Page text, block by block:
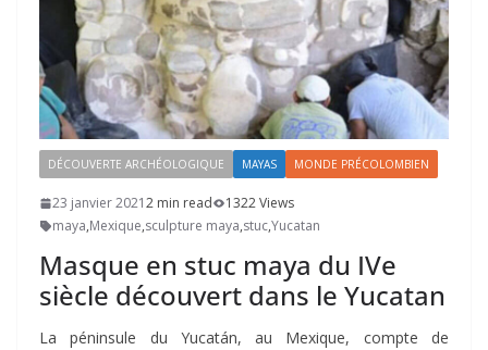
DÉCOUVERTE ARCHÉOLOGIQUE MAYAS MONDE PRÉCOLOMBIEN
23 janvier 20212 min read
1322 Views
maya,Mexique,sculpture maya,stuc,Yucatan
Masque en stuc maya du IVe
siècle découvert dans le Yucatan
La péninsule du Yucatán, au Mexique, compte de